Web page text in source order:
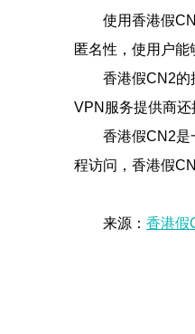
使用香港假
匿名性，使用户能
香港假CN2的
VPN服务提供商
香港假CN2是
程访问，香港假
来源： 香港假